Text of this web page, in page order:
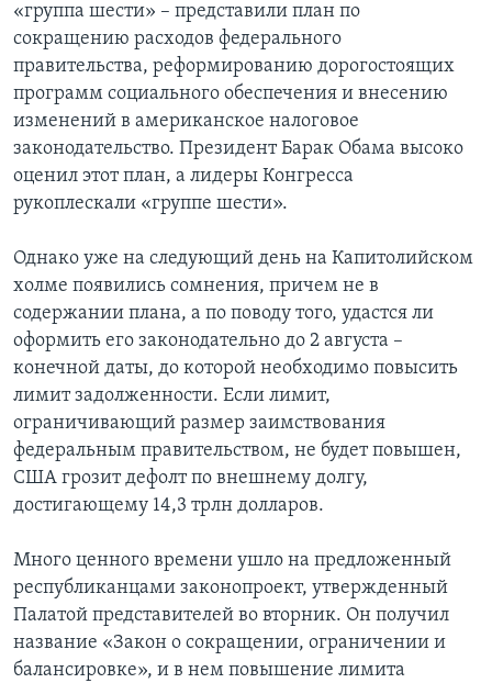
«группа шести» – представили план по
сокращению расходов федерального
правительства, реформированию дорогостоящих
программ социального обеспечения и внесению
изменений в американское налоговое
законодательство. Президент Барак Обама высоко
оценил этот план, а лидеры Конгресса
рукоплескали «группе шести».
Однако уже на следующий день на Капитолийском
холме появились сомнения, причем не в
содержании плана, а по поводу того, удастся ли
оформить его законодательно до 2 августа –
конечной даты, до которой необходимо повысить
лимит задолженности. Если лимит,
ограничивающий размер заимствования
федеральным правительством, не будет повышен,
США грозит дефолт по внешнему долгу,
достигающему 14,3 трлн долларов.
Много ценного времени ушло на предложенный
республиканцами законопроект, утвержденный
Палатой представителей во вторник. Он получил
название «Закон о сокращении, ограничении и
балансировке», и в нем повышение лимита